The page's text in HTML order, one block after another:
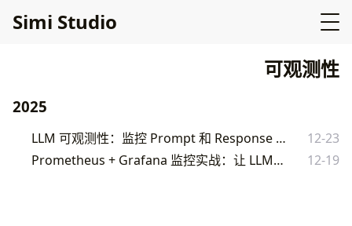
Simi Studio
可观测性
2025
LLM 可观测性：监控 Prompt 和 Response 的实战方法
12-23
Prometheus + Grafana 监控实战：让 LLM 服务可见
12-19